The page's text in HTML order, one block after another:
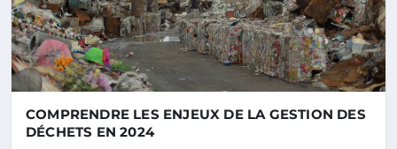
COMPRENDRE LES ENJEUX DE LA GESTION DES
DÉCHETS EN 2024